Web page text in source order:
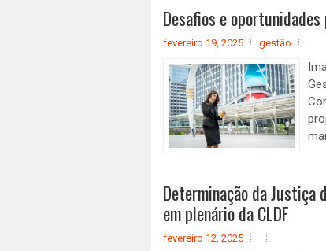
Desafios e
fevereiro 19, 2025 gestão
Determinação da Justiça
em plenário da CLDF
fevereiro 12, 2025